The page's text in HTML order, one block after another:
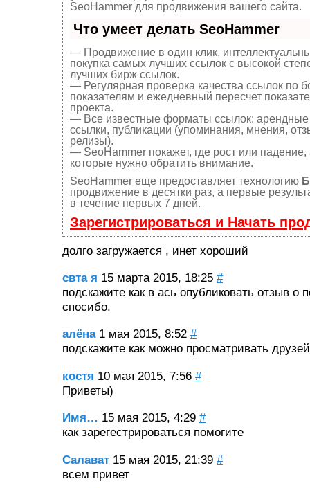
SeoHammer для продвижения вашего сайта.
Что умеет делать SeoHammer
— Продвижение в один клик,
покупка самых лучших ссылок с высокой
лучших бирж ссылок.
— Регулярная проверка качества ссылок по
показателям и ежедневный пересчет
проекта.
— Все известные форматы ссылок: арендные
ссылки, публикации (упоминания, мнения,
релизы).
— SeoHammer покажет, где рост или
которые нужно обратить внимание.
SeoHammer еще предоставляет технологию
продвижение в десятки раз, а первые
в течение первых 7 дней.
Зарегистрироваться и Начать
долго загружается , инет хороший
свта я 15 марта 2015, 18:25 #
подскажите как в ась опубликовать отзыв о
спосибо.
алёна 1 мая 2015, 8:52 #
подскажите как можно просматривать
костя 10 мая 2015, 7:56 #
Приветы)
Имя… 15 мая 2015, 4:29 #
как зарегестрироваться помогите
Салават 15 мая 2015, 21:39 #
всем привет